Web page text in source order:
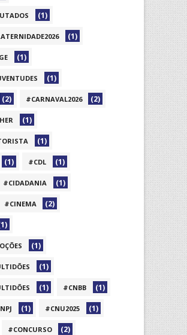
(1)
(1)
(1)
(1)
(2) #CARNAVAL2026 (2)
(1)
(1)
(1) #CDL (1)
#CIDADANIA (1)
#CINEMA (2)
(1)
(1)
(1) #CNBB (1)
(1) #CNU2025 (1)
#CONCURSO (2)